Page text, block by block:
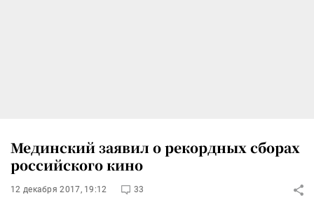
Мединский заявил о рекордных сборах
российского кино
12 декабря 2017, 19:12 33